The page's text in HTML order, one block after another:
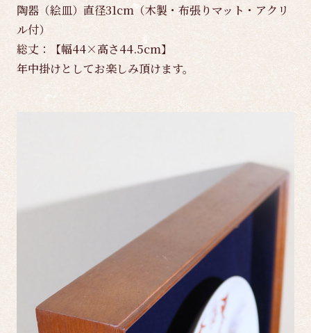
陶器（絵皿）直径31cm（木製・布張りマット・アクリ
ル付）
総丈：【幅44×高さ44.5cm】
年中掛けとしてお楽しみ頂けます。